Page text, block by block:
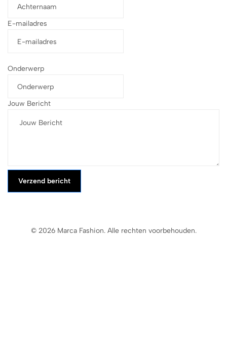
E-mailadres
Onderwerp
Jouw Bericht
Verzend bericht
© 2026 Marca Fashion. Alle rechten voorbehouden.